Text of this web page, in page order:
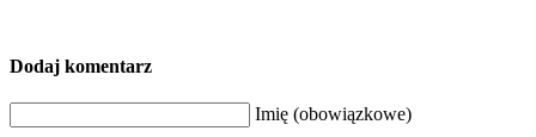
Dodaj komentarz
Imię (obowiązkowe)